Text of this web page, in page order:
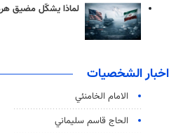
لماذا يشكّل مضيق
اخبار الشخصيات
الامام الخامنئي
الحاج قاسم سليماني